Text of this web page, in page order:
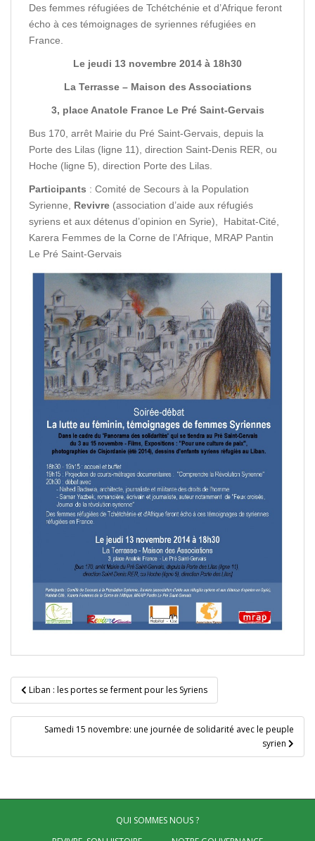
Des femmes réfugiées de Tchétchénie et d’Afrique feront
écho à ces témoignages de syriennes réfugiées en
France.
Le jeudi 13 novembre 2014 à 18h30
La Terrasse – Maison des Associations
3, place Anatole France Le Pré Saint-Gervais
Bus 170, arrêt Mairie du Pré Saint-Gervais, depuis la
Porte des Lilas (ligne 11), direction Saint-Denis RER, ou
Hoche (ligne 5), direction Porte des Lilas.
Participants : Comité de Secours à la Population
Syrienne, Revivre (association d’aide aux réfugiés
syriens et aux détenus d’opinion en Syrie), Habitat-Cité,
Karera Femmes de la Corne de l’Afrique, MRAP Pantin
Le Pré Saint-Gervais
Navigation
de
l’article
Liban : les portes se ferment pour les Syriens
Samedi 15 novembre: une journée de solidarité avec le peuple
syrien
QUI SOMMES NOUS ?